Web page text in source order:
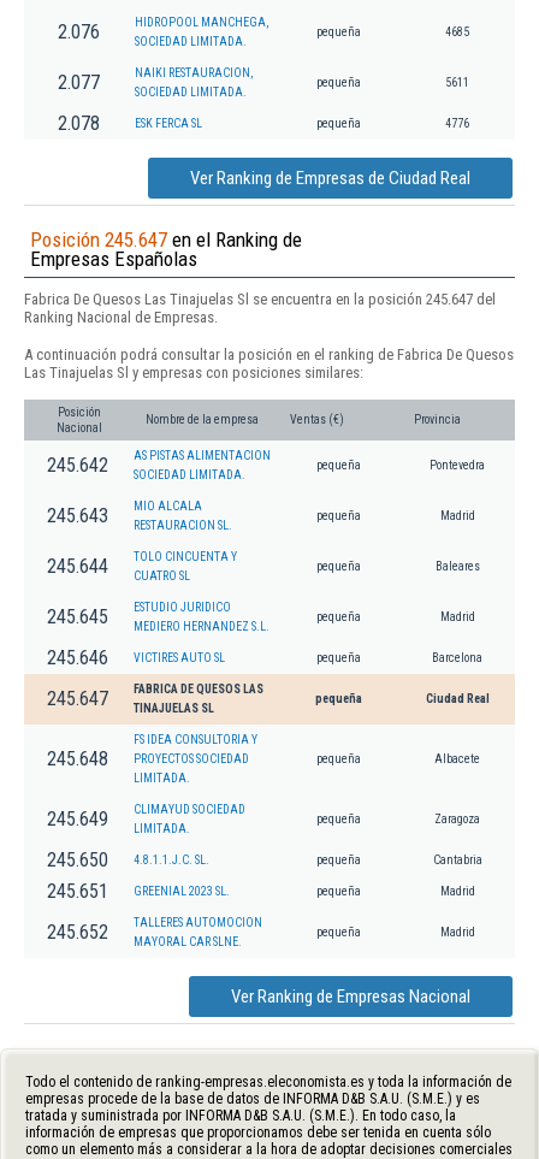
2.076
HIDROPOOL MANCHEGA,
SOCIEDAD LIMITADA.
pequeña 4685
2.077
NAIKI RESTAURACION,
SOCIEDAD LIMITADA.
pequeña 5611
2.078 ESK FERCA SL pequeña 4776
Ver Ranking de Empresas de Ciudad Real
Posición 245.647 en el Ranking de
Empresas Españolas
Fabrica De Quesos Las Tinajuelas Sl se encuentra en la posición 245.647 del
Ranking Nacional de Empresas.
A continuación podrá consultar la posición en el ranking de Fabrica De Quesos
Las Tinajuelas Sl y empresas con posiciones similares:
Posición
Nacional
Nombre de la empresa Ventas (€) Provincia
245.642
AS PISTAS ALIMENTACION
SOCIEDAD LIMITADA.
pequeña Pontevedra
245.643
MIO ALCALA
RESTAURACION SL.
pequeña Madrid
245.644
TOLO CINCUENTA Y
CUATRO SL
pequeña Baleares
245.645
ESTUDIO JURIDICO
MEDIERO HERNANDEZ S.L.
pequeña Madrid
245.646 VICTIRES AUTO SL pequeña Barcelona
245.647
FABRICA DE QUESOS LAS
TINAJUELAS SL
pequeña Ciudad Real
245.648
FS IDEA CONSULTORIA Y
PROYECTOS SOCIEDAD
LIMITADA.
pequeña Albacete
245.649
CLIMAYUD SOCIEDAD
LIMITADA.
pequeña Zaragoza
245.650 4.8.1.1.J.C. SL. pequeña Cantabria
245.651 GREENIAL 2023 SL. pequeña Madrid
245.652
TALLERES AUTOMOCION
MAYORAL CAR SLNE.
pequeña Madrid
Ver Ranking de Empresas Nacional
Todo el contenido de ranking-empresas.eleconomista.es y toda la información de
empresas procede de la base de datos de INFORMA D&B S.A.U. (S.M.E.) y es
tratada y suministrada por INFORMA D&B S.A.U. (S.M.E.). En todo caso, la
información de empresas que proporcionamos debe ser tenida en cuenta sólo
como un elemento más a considerar a la hora de adoptar decisiones comerciales